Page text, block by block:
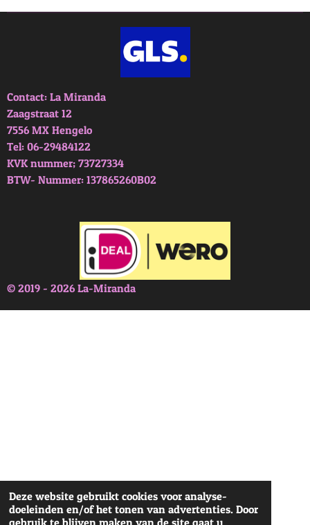
Deze website gebruikt cookies voor analyse-
doeleinden en/of het tonen van advertenties. Door
gebruik te blijven maken van de site gaat u
Contact: La Miranda
Zaagstraat 12
7556 MX Hengelo
Tel: 06-29484122
KVK nummer; 73727334
BTW- Nummer: 137865260B02
© 2019 - 2026 La-Miranda